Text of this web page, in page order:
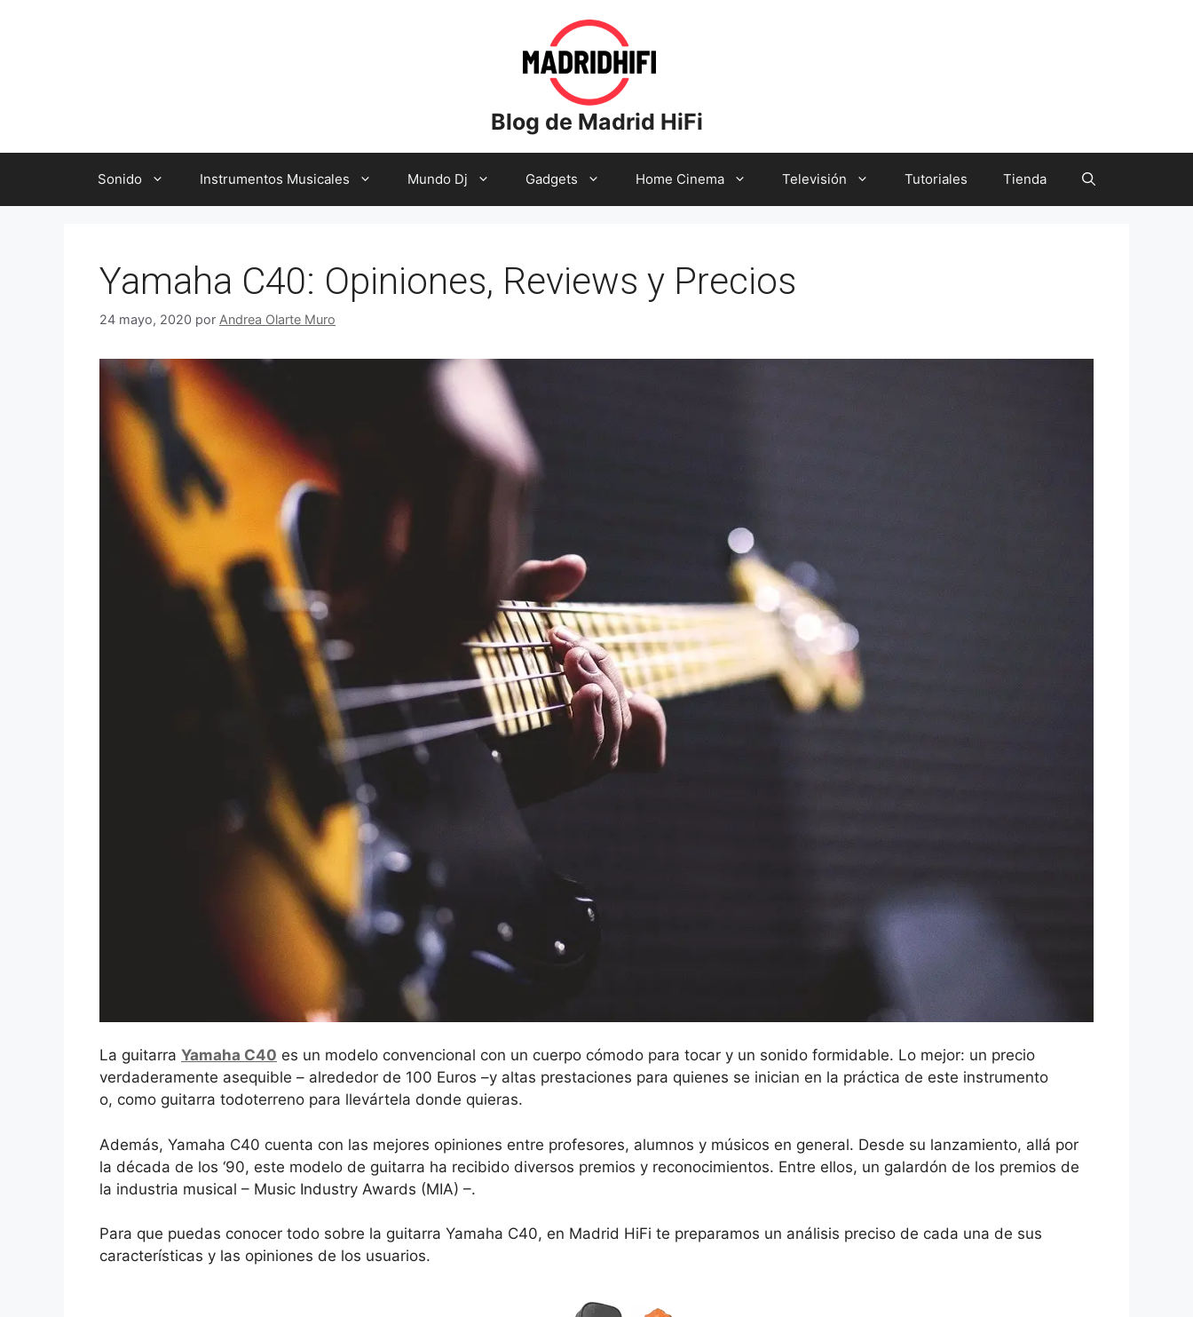
Blog de Madrid HiFi
Sonido Instrumentos Musicales Mundo Dj Gadgets Home Cinema Televisión Tutoriales Tienda
Yamaha C40: Opiniones, Reviews y Precios
24 mayo, 2020 por Andrea Olarte Muro
La guitarra Yamaha C40 es un modelo convencional con un cuerpo cómodo para tocar y un sonido formidable. Lo mejor: un precio
verdaderamente asequible – alrededor de 100 Euros –y altas prestaciones para quienes se inician en la práctica de este instrumento
o, como guitarra todoterreno para llevártela donde quieras.
Además, Yamaha C40 cuenta con las mejores opiniones entre profesores, alumnos y músicos en general. Desde su lanzamiento, allá por
la década de los ‘90, este modelo de guitarra ha recibido diversos premios y reconocimientos. Entre ellos, un galardón de los premios de
la industria musical – Music Industry Awards (MIA) –.
Para que puedas conocer todo sobre la guitarra Yamaha C40, en Madrid HiFi te preparamos un análisis preciso de cada una de sus
características y las opiniones de los usuarios.